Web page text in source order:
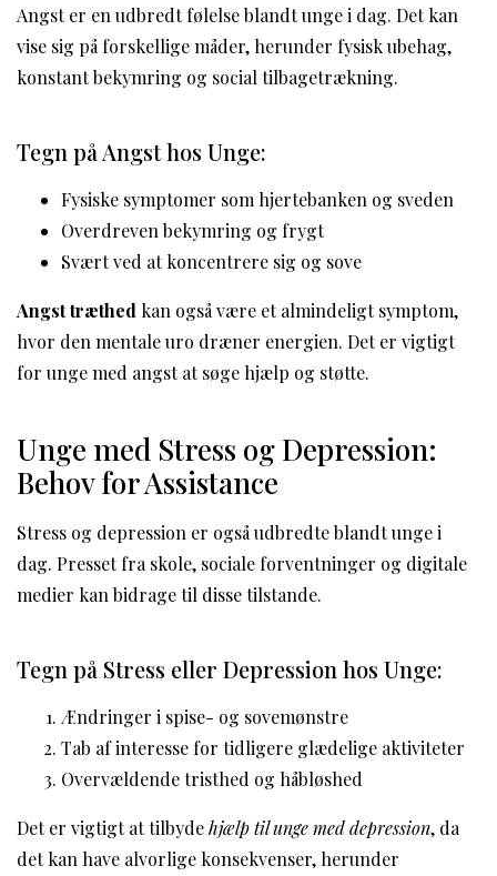
Angst er en udbredt følelse blandt unge i dag. Det kan
vise sig på forskellige måder, herunder fysisk ubehag,
konstant bekymring og social tilbagetrækning.
Tegn på Angst hos Unge:
Fysiske symptomer som hjertebanken og sveden
Overdreven bekymring og frygt
Svært ved at koncentrere sig og sove
Angst træthed kan også være et almindeligt symptom,
hvor den mentale uro dræner energien. Det er vigtigt
for unge med angst at søge hjælp og støtte.
Unge med Stress og Depression:
Behov for Assistance
Stress og depression er også udbredte blandt unge i
dag. Presset fra skole, sociale forventninger og digitale
medier kan bidrage til disse tilstande.
Tegn på Stress eller Depression hos Unge:
Ændringer i spise- og sovemønstre
Tab af interesse for tidligere glædelige aktiviteter
Overvældende tristhed og håbløshed
Det er vigtigt at tilbydehjælp til unge med depression, da
det kan have alvorlige konsekvenser, herunder